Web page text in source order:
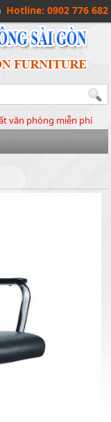
Hotline: 0902 776 682
văn phòng miễn phí